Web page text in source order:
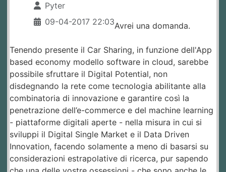
Pyter
09-04-2017 22:03Avrei una domanda.
Tenendo presente il Car Sharing, in funzione dell'App
based economy modello software in cloud, sarebbe
possibile sfruttare il Digital Potential, non
disdegnando la rete come tecnologia abilitante alla
combinatoria di innovazione e garantire così la
penetrazione dell’e-commerce e del machine learning
- piattaforme digitali aperte - nella misura in cui si
sviluppi il Digital Single Market e il Data Driven
Innovation, facendo solamente a meno di basarsi su
considerazioni estrapolative di ricerca, pur sapendo